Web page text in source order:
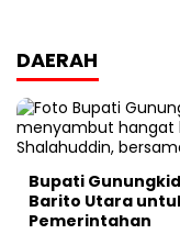
DAERAH
Bupati
Barito Utara
Pemerintahan